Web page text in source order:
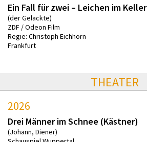
Ein Fall für zwei – Leichen im Keller
(der Gelackte)
ZDF / Odeon Film
Regie: Christoph Eichhorn
Frankfurt
THEATER
2026
Drei Männer im Schnee (Kästner)
(Johann, Diener)